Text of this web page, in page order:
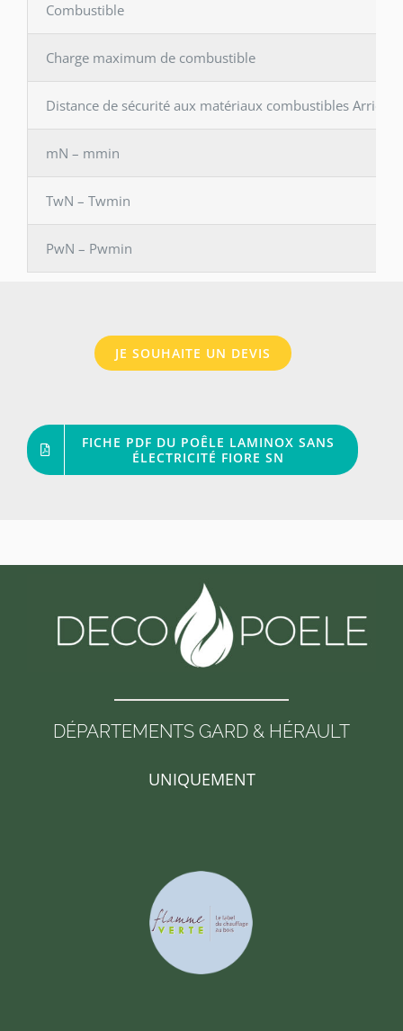
Combustible
Charge maximum de combustible
Distance de sécurité aux matériaux combustibles Arrière
mN – mmin
TwN – Twmin
PwN – Pwmin
JE SOUHAITE UN DEVIS
FICHE PDF DU POÊLE LAMINOX SANS
ÉLECTRICITÉ FIORE SN
DÉPARTEMENTS GARD & HÉRAULT
UNIQUEMENT